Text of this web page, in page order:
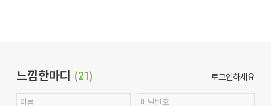
느낌한마디 (21) 로그인하세요